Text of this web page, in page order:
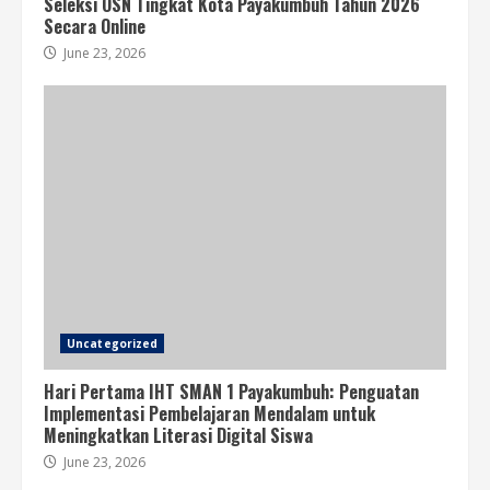
Secara Online
June 23, 2026
Uncategorized
Hari Pertama IHT SMAN 1 Payakumbuh: Penguatan
Implementasi Pembelajaran Mendalam untuk
Meningkatkan Literasi Digital Siswa
June 23, 2026